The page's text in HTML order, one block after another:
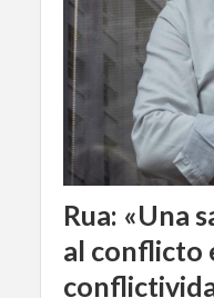
Rua: «Una
al conflicto